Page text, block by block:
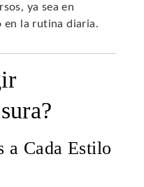
ya sea en
en la rutina diaria.
a Cada Estilo